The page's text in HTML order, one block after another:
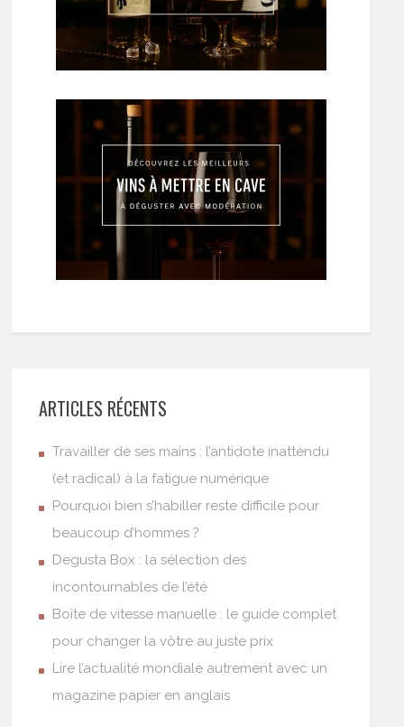
ARTICLES RÉCENTS
Travailler de ses mains : l’antidote inattendu
(et radical) à la fatigue numérique
Pourquoi bien s’habiller reste difficile pour
beaucoup d’hommes ?
Degusta Box : la sélection des
incontournables de l’été
Boîte de vitesse manuelle : le guide complet
pour changer la vôtre au juste prix
Lire l’actualité mondiale autrement avec un
magazine papier en anglais